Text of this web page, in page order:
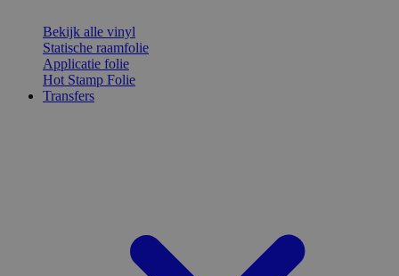
Bekijk alle vinyl
Statische raamfolie
Applicatie folie
Hot Stamp Folie
Transfers